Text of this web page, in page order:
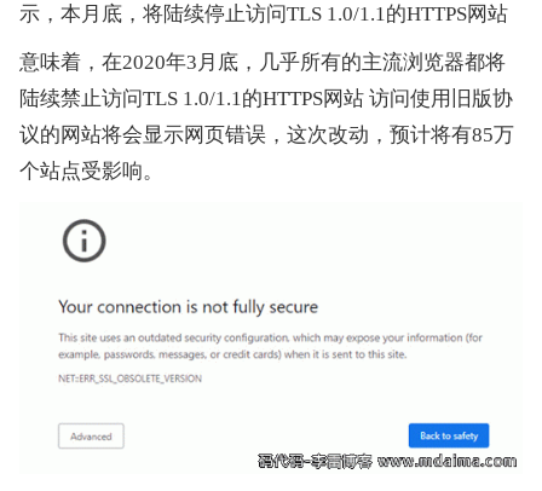
示，本月底，将陆续停止访问TLS 1.0/1.1的HTTPS网站
意味着，在2020年3月底，几乎所有的主流浏览器都将
陆续禁止访问TLS 1.0/1.1的HTTPS网站 访问使用旧版协
议的网站将会显示网页错误，这次改动，预计将有85万
个站点受影响。